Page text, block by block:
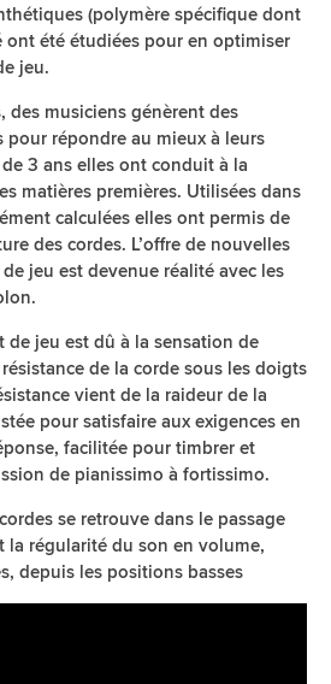
(polymère spécifique dont
ont été étudiées pour en optimiser
jeu.
des musiciens génèrent des
pour répondre au mieux à leurs
3 ans elles ont conduit à la
matières premières. Utilisées dans
calculées elles ont permis de
des cordes. L’offre de nouvelles
jeu est devenue réalité avec les
de jeu est dû à la sensation de
de la corde sous les doigts
vient de la raideur de la
pour satisfaire aux exigences en
facilitée pour timbrer et
de pianissimo à fortissimo.
se retrouve dans le passage
la régularité du son en volume,
depuis les positions basses